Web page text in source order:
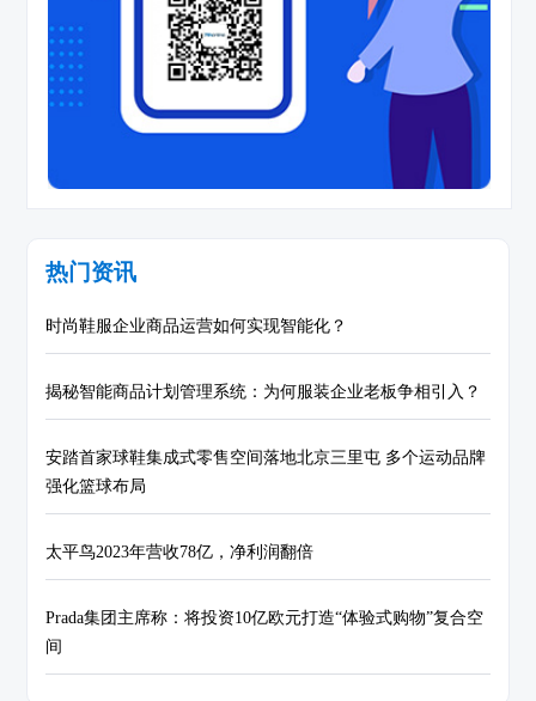
热门资讯
时尚鞋服企业商品运营如何实现智能化？
揭秘智能商品计划管理系统：为何服装企业老板争相引入？
安踏首家球鞋集成式零售空间落地北京三里屯 多个运动品牌
强化篮球布局
太平鸟2023年营收78亿，净利润翻倍
Prada集团主席称：将投资10亿欧元打造“体验式购物”复合空
间